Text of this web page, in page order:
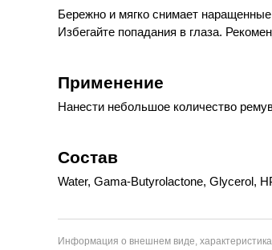
Бережно и мягко снимает
Избегайте попадания в глаза.
Применение
Нанести небольшое количество
Состав
Water, Gama-Butyrolactone, Glycerol,
Информация о внешнем виде,